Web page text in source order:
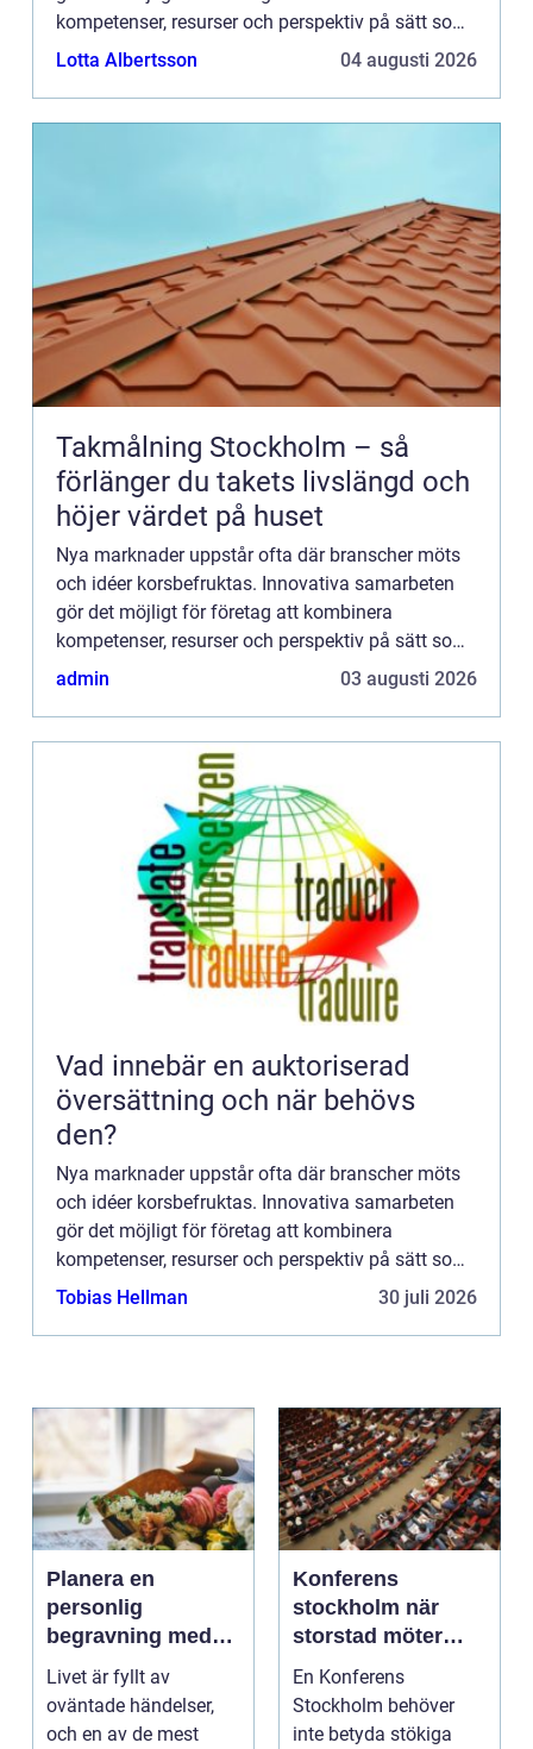
kompetenser, resurser och perspektiv på sätt som
skapar helt ...
Lotta Albertsson 04 augusti 2026
Takmålning Stockholm – så
förlänger du takets livslängd och
höjer värdet på huset
Nya marknader uppstår ofta där branscher möts
och idéer korsbefruktas. Innovativa samarbeten
gör det möjligt för företag att kombinera
kompetenser, resurser och perspektiv på sätt som
skapar helt ...
admin 03 augusti 2026
Vad innebär en auktoriserad
översättning och när behövs
den?
Nya marknader uppstår ofta där branscher möts
och idéer korsbefruktas. Innovativa samarbeten
gör det möjligt för företag att kombinera
kompetenser, resurser och perspektiv på sätt som
skapar helt ...
Tobias Hellman 30 juli 2026
Planera en
personlig
begravning med
hjälp av en
begravningsbyrå
Livet är fyllt av
oväntade händelser,
och en av de mest
Konferens
stockholm när
storstad möter
rofylld landsbygd
En Konferens
Stockholm behöver
inte betyda stökiga